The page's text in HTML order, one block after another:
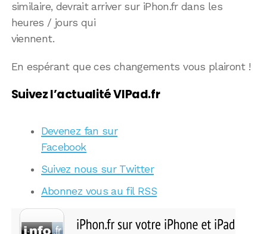
similaire, devrait arriver sur iPhon.fr dans les
heures / jours qui
viennent.
En espérant que ces changements vous plairont !
Suivez l’actualité VIPad.fr
Devenez fan sur
Facebook
Suivez nous sur Twitter
Abonnez vous au fil RSS